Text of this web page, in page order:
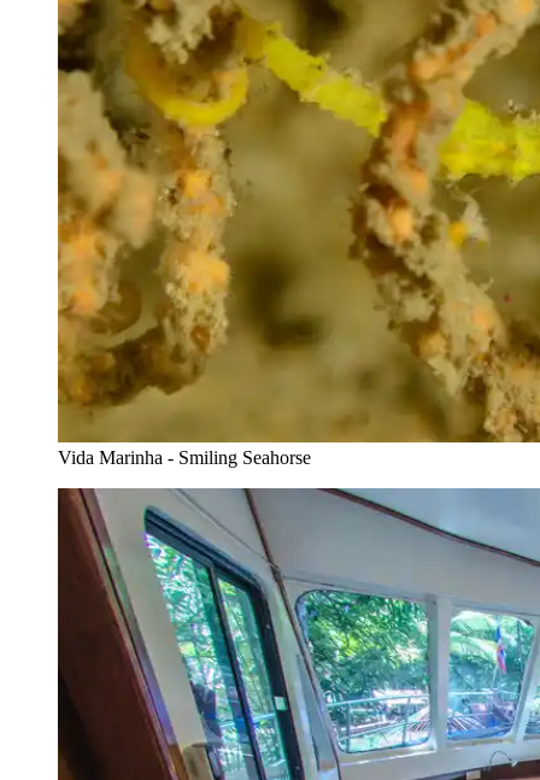
Vida Marinha - Smiling Seahorse